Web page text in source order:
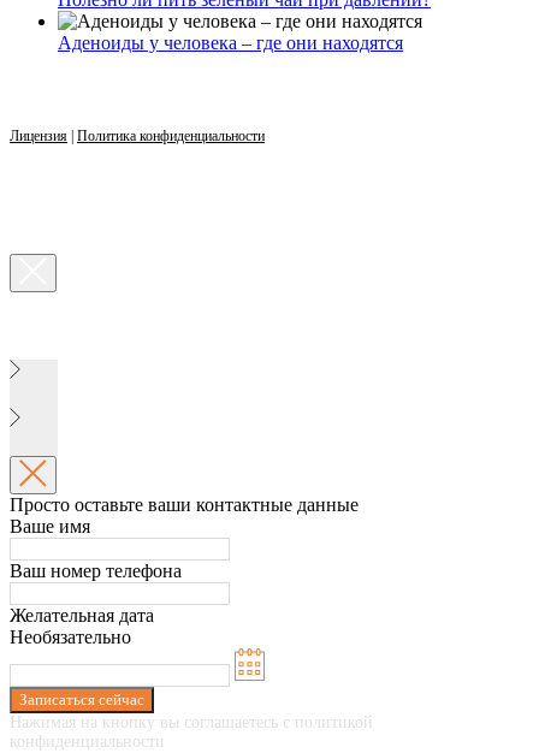
Аденоиды у человека – где они находятся
Лицензия | Политика конфиденциальности
Просто оставьте ваши контактные данные
Ваше имя
Ваш номер телефона
Желательная дата
Необязательно
Записаться сейчас
Нажимая на кнопку вы соглашаетесь с политикой
конфиденциальности